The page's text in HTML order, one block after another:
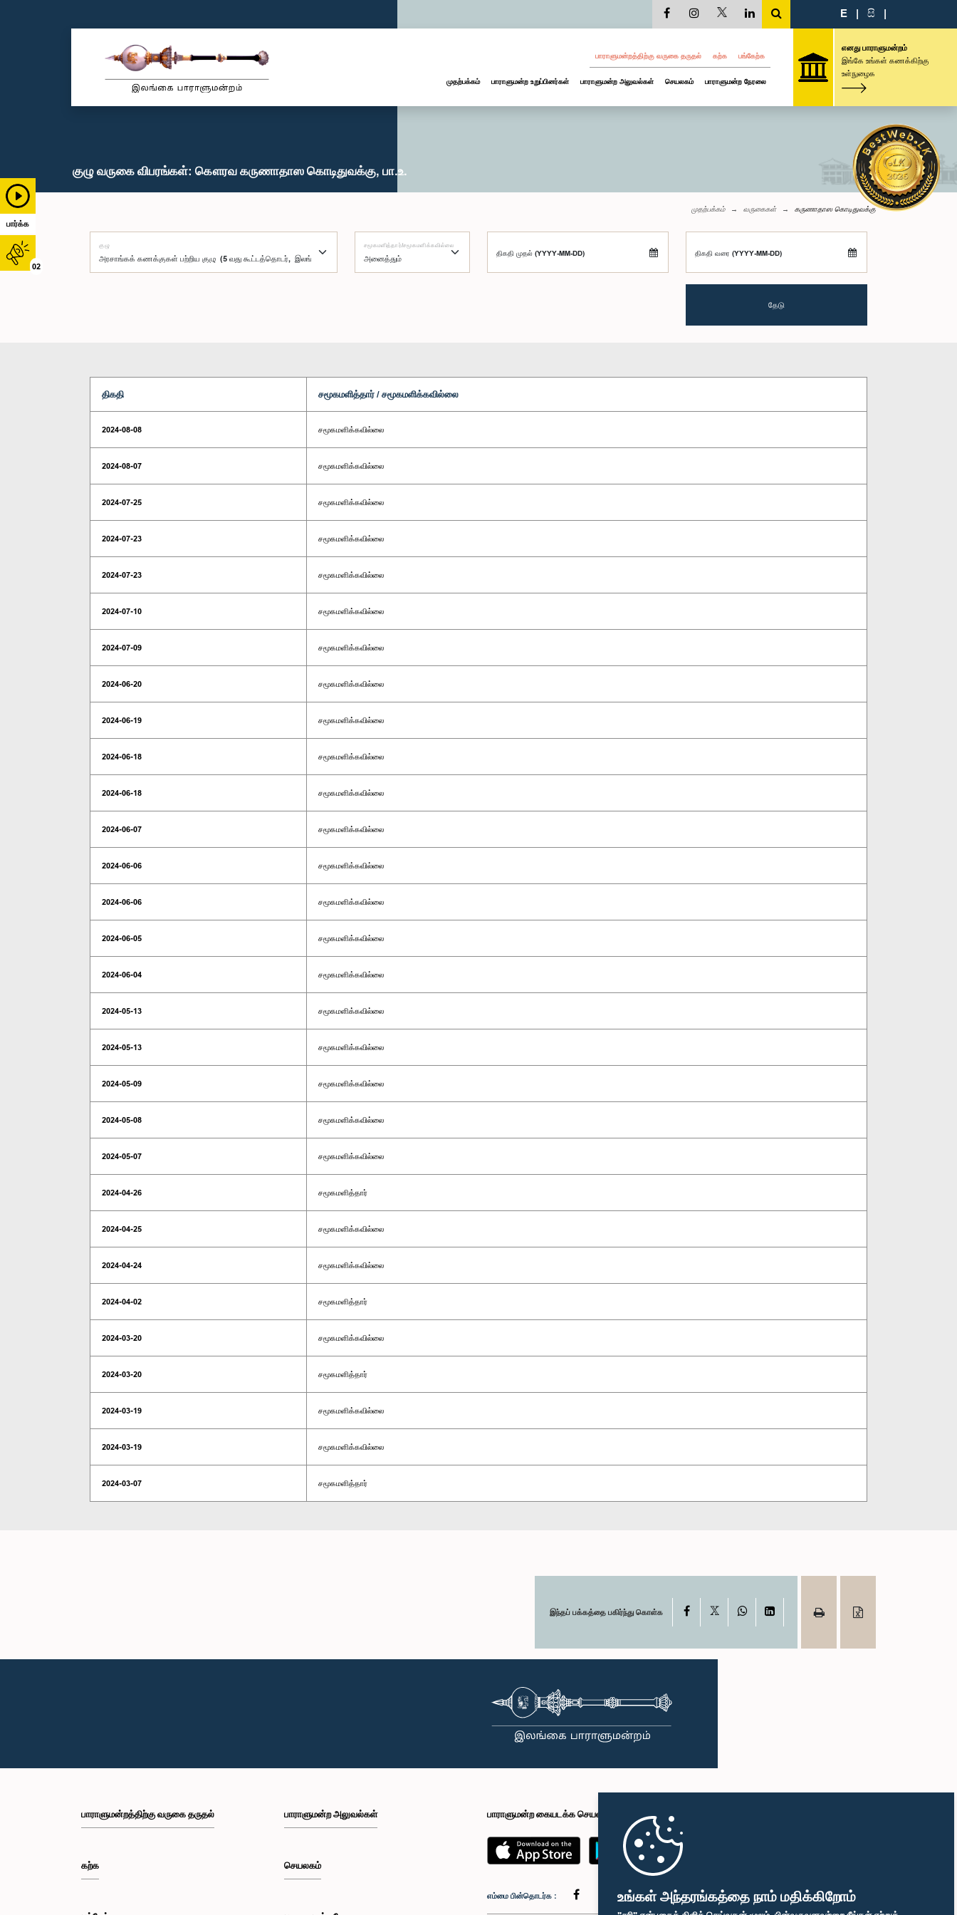
உங்கள் அந்தரங்கத்தை நாம் மதிக்கிறோம்
பார்க்க
02
E | සි |
பாராளுமன்றத்திற்கு வருகை தருதல் கற்க பங்கேற்க
முதற்பக்கம் பாராளுமன்ற உறுப்பினர்கள் பாராளுமன்ற அலுவல்கள் செயலகம் பாராளுமன்ற நேரலை
எனது பாராளுமன்றம்
இங்கே உங்கள் கணக்கிற்கு
உள்நுழைக
குழு வருகை விபரங்கள்: கௌரவ கருணாதாஸ கொடிதுவக்கு, பா.உ.
முதற்பக்கம் வருகைகள் கருணாதாஸ கொடிதுவக்கு
குழு சமூகமளித்தார்/சமூகமளிக்கவில்லை
திகதி முதல் (YYYY-MM-DD) திகதி வரை (YYYY-MM-DD)
தேடு
திகதி சமூகமளித்தார் / சமூகமளிக்கவில்லை
2024-08-08 சமூகமளிக்கவில்லை
2024-08-07 சமூகமளிக்கவில்லை
2024-07-25 சமூகமளிக்கவில்லை
2024-07-23 சமூகமளிக்கவில்லை
2024-07-23 சமூகமளிக்கவில்லை
2024-07-10 சமூகமளிக்கவில்லை
2024-07-09 சமூகமளிக்கவில்லை
2024-06-20 சமூகமளிக்கவில்லை
2024-06-19 சமூகமளிக்கவில்லை
2024-06-18 சமூகமளிக்கவில்லை
2024-06-18 சமூகமளிக்கவில்லை
2024-06-07 சமூகமளிக்கவில்லை
2024-06-06 சமூகமளிக்கவில்லை
2024-06-06 சமூகமளிக்கவில்லை
2024-06-05 சமூகமளிக்கவில்லை
2024-06-04 சமூகமளிக்கவில்லை
2024-05-13 சமூகமளிக்கவில்லை
2024-05-13 சமூகமளிக்கவில்லை
2024-05-09 சமூகமளிக்கவில்லை
2024-05-08 சமூகமளிக்கவில்லை
2024-05-07 சமூகமளிக்கவில்லை
2024-04-26 சமூகமளித்தார்
2024-04-25 சமூகமளிக்கவில்லை
2024-04-24 சமூகமளிக்கவில்லை
2024-04-02 சமூகமளித்தார்
2024-03-20 சமூகமளிக்கவில்லை
2024-03-20 சமூகமளித்தார்
2024-03-19 சமூகமளிக்கவில்லை
2024-03-19 சமூகமளிக்கவில்லை
2024-03-07 சமூகமளித்தார்
இந்தப் பக்கத்தை பகிர்ந்து கொள்க Facebook WhatsAppLinkedIn
பாராளுமன்றத்திற்கு வருகை தருதல்
கற்க
பாராளுமன்ற அலுவல்கள்
செயலகம்
பாராளுமன்ற கையடக்க செயலி
எம்மை பின்தொடர்க :